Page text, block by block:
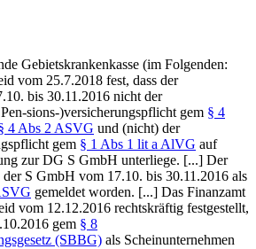
Gebietskrankenkasse (im Folgenden:
vom 25.7.2018 fest, dass der
bis 30.11.2016 nicht der
sions-)versicherungspflicht gem § 4
4 Abs 2 ASVG und (nicht) der
gem § 1 Abs 1 lit a AlVG auf
zur DG S GmbH unterliege. [...] Der
S GmbH vom 17.10. bis 30.11.2016 als
gemeldet worden. [...] Das Finanzamt
vom 12.12.2016 rechtskräftig festgestellt,
gem § 8
(SBBG) als Scheinunternehmen